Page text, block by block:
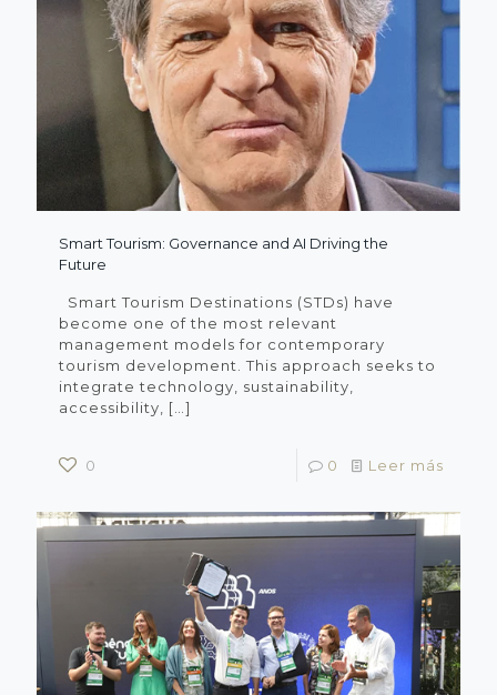
Smart Tourism: Governance and AI Driving the
Future
Smart Tourism Destinations (STDs) have
become one of the most relevant
management models for contemporary
tourism development. This approach seeks to
integrate technology, sustainability,
accessibility, […]
0 0 Leer más